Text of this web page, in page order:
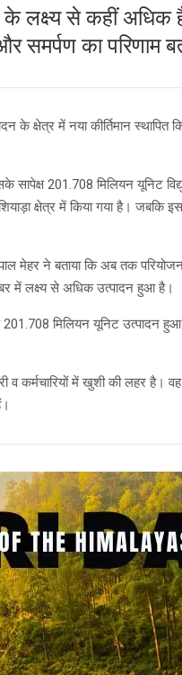
के लक्ष्य से कहीं अधिक
समर्पण का परिणाम
के क्षेत्र में नया कीर्तिमान स्थापित
सापेक्ष 201.708 मिलियन यूनिट
क्षेत्र में किया गया है। जबकि
मेहर ने बताया कि अब तक
में लक्ष्य से अधिक उत्पादन हुआ है।
201.708 मिलियन यूनिट उत्पादन
व कर्मचारियों में खुशी की लहर है।